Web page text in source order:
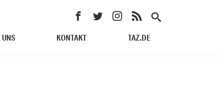
UNS KONTAKT TAZ.DE